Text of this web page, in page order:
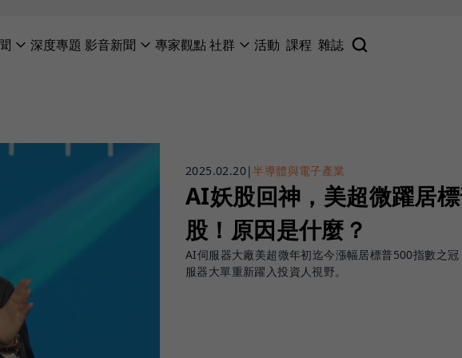
深度專題 影音新聞 專家觀點社群 活動 課程 雜誌
2025.02.20|半導體與電子產業
AI妖股回神，美超微躍居
股！原因是什麼？
AI伺服器大廠美超微年初迄今漲幅居標普500指數之
服器大單重新躍入投資人視野。